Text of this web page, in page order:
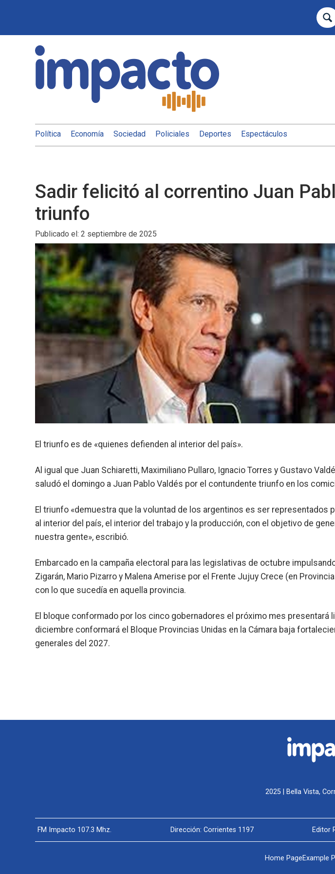
Política Economía Sociedad Policiales Deportes Espectáculos
Sadir felicitó al correntino Juan
triunfo
Publicado el: 2 septiembre de 2025
El triunfo es de «quienes defienden al interior del país».
Al igual que Juan Schiaretti, Maximiliano Pullaro, Ignacio Torres y Gustavo
saludó el domingo a Juan Pablo Valdés por el contundente triunfo en los
El triunfo «demuestra que la voluntad de los argentinos es ser representados
al interior del país, el interior del trabajo y la producción, con el objetivo de
nuestra gente», escribió.
Embarcado en la campaña electoral para las legislativas de octubre
Zigarán, Mario Pizarro y Malena Amerise por el Frente Jujuy Crece (en
con lo que sucedía en aquella provincia.
El bloque conformado por los cinco gobernadores el próximo mes presentará
diciembre conformará el Bloque Provincias Unidas en la Cámara baja
generales del 2027.
2025 | Bella Vista,
FM Impacto 107.3 Mhz. Dirección: Corrientes 1197 Editor
Home PageExample